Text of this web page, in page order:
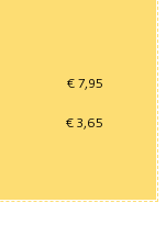
€ 7,95
€ 3,65